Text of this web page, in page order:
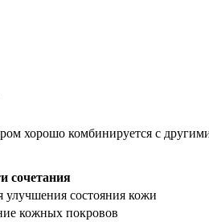
хорошо комбинируется с
сочетания
улучшения состояния кожи
кожных покровов